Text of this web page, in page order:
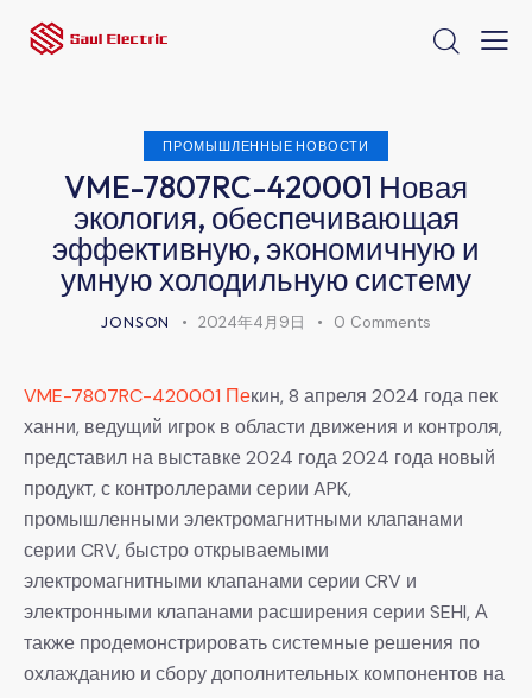
ПРОМЫШЛЕННЫЕ НОВОСТИ
VME-7807RC-420001 Новая
экология, обеспечивающая
эффективную, экономичную и
умную холодильную систему
JONSON 2024年4月9日 0 Comments
VME-7807RC-420001 Пекин, 8 апреля 2024 года пек
ханни, ведущий игрок в области движения и контроля,
представил на выставке 2024 года 2024 года новый
продукт, с контроллерами серии APK,
промышленными электромагнитными клапанами
серии CRV, быстро открываемыми
электромагнитными клапанами серии CRV и
электронными клапанами расширения серии SEHI, А
также продемонстрировать системные решения по
охлажданию и сбору дополнительных компонентов на